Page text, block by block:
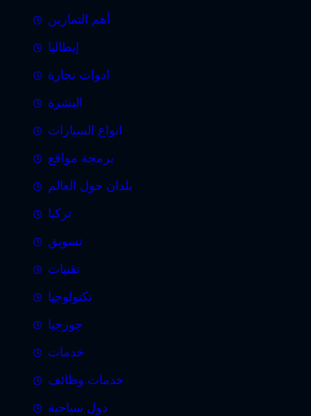
أهم التمارين
إيطاليا
ادوات نجارة
البشرة
انواع السيارات
برمجة مواقع
بلدان حول العالم
تركيا
تسويق
تقنيات
تكنولوجيا
جورجيا
خدمات
خدمات وظائف
دول سياحية